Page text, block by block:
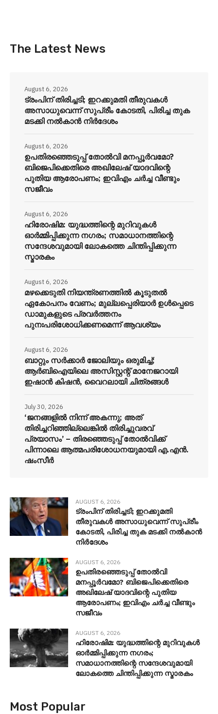
The Latest News
ട്രംപിന് തിരിച്ചടി; ഇറക്കുമതി തീരുവകൾ
അസാധുവെന്ന് സുപ്രീം കോടതി, പിരിച്ച തുക
മടക്കി നൽകാൻ നിർദേശം
August 6, 2026
ഉപതിരഞ്ഞെടുപ്പ് തോൽവി മനപ്പൂർവമോ?
ബിജെപിക്കെതിരെ അഖിലേഷ് യാദവിന്റെ
പുതിയ ആരോപണം; ഇവിഎം ചർച്ച വീണ്ടും
സജീവം
August 6, 2026
ഹിരോഷിമ: യുദ്ധത്തിന്റെ മുറിവുകൾ
ഓർമ്മിപ്പിക്കുന്ന നഗരം; സമാധാനത്തിന്റെ
സന്ദേശവുമായി ലോകത്തെ ചിന്തിപ്പിക്കുന്ന
സ്മാരകം
August 6, 2026
മഴക്കെടുതി നിയന്ത്രണത്തിൽ കൂടുതൽ
ഏകോപനം വേണം; മുല്ലപ്പെരിയാർ ഉൾപ്പെടെ
ഡാമുകളുടെ പ്രവർത്തനം
പുനഃപരിശോധിക്കണമെന്ന് ആവശ്യം
August 6, 2026
ബാറ്റും സർക്കാർ ജോലിയും ഒരുമിച്ച്;
ആർബിഐയിലെ അസിസ്റ്റന്റ് മാനേജറായി
ഇഷാൻ കിഷൻ, വൈറലായി ചിത്രങ്ങൾ
August 6, 2026
‘ജനങ്ങളിൽ നിന്ന് അകന്നു; അത്
തിരിച്ചറിഞ്ഞില്ലെങ്കിൽ തിരിച്ചുവരവ്
പ്രയാസം’ – തിരഞ്ഞെടുപ്പ് തോൽവിക്ക്
പിന്നാലെ ആത്മപരിശോധനയുമായി എ.എൻ.
ഷംസീർ
July 30, 2026
AUGUST 6, 2026
ട്രംപിന് തിരിച്ചടി; ഇറക്കുമതി
തീരുവകൾ അസാധുവെന്ന് സുപ്രീം
കോടതി, പിരിച്ച തുക മടക്കി നൽകാൻ
നിർദേശം
AUGUST 6, 2026
ഉപതിരഞ്ഞെടുപ്പ് തോൽവി
മനപ്പൂർവമോ? ബിജെപിക്കെതിരെ
അഖിലേഷ് യാദവിന്റെ പുതിയ
ആരോപണം; ഇവിഎം ചർച്ച വീണ്ടും
സജീവം
AUGUST 6, 2026
ഹിരോഷിമ: യുദ്ധത്തിന്റെ മുറിവുകൾ
ഓർമ്മിപ്പിക്കുന്ന നഗരം;
സമാധാനത്തിന്റെ സന്ദേശവുമായി
ലോകത്തെ ചിന്തിപ്പിക്കുന്ന സ്മാരകം
Most Popular